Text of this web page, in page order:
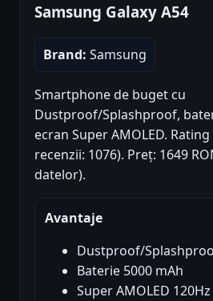
Samsung Galaxy A54
Brand: Samsung
Smartphone de buget cu
Dustproof/Splashproof,
ecran Super AMOLED.
recenzii: 1076). Preț: 1649
datelor).
Avantaje
Dustproof/
Baterie 5000 mAh
Super AMOLED 120Hz